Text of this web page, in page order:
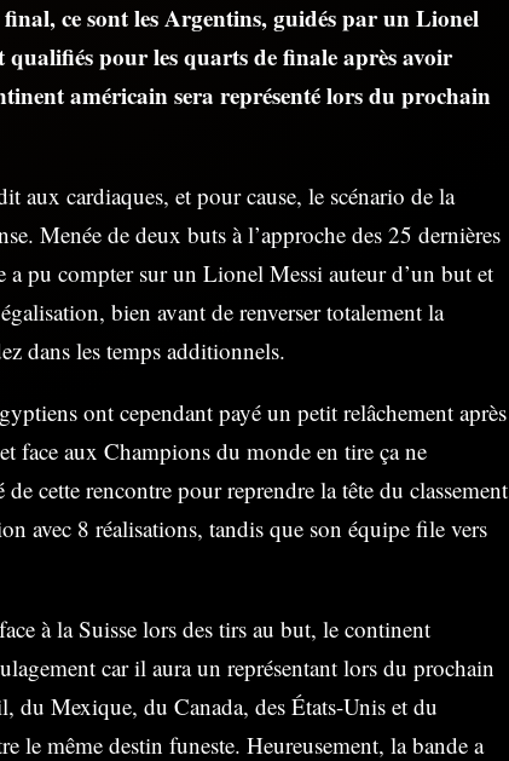
final, ce sont les Argentins, guidés par un Lionel
qualifiés pour les quarts de finale après avoir
américain sera représenté lors du prochain
aux cardiaques, et pour cause, le scénario de la
Menée de deux buts à l’approche des 25 dernières
a pu compter sur un Lionel Messi auteur d’un but et
bien avant de renverser totalement la
dans les temps additionnels.
ont cependant payé un petit relâchement après
face aux Champions du monde en tire ça ne
cette rencontre pour reprendre la tête du classement
avec 8 réalisations, tandis que son équipe file vers
à la Suisse lors des tirs au but, le continent
car il aura un représentant lors du prochain
du Mexique, du Canada, des États-Unis et du
le même destin funeste. Heureusement, la bande a